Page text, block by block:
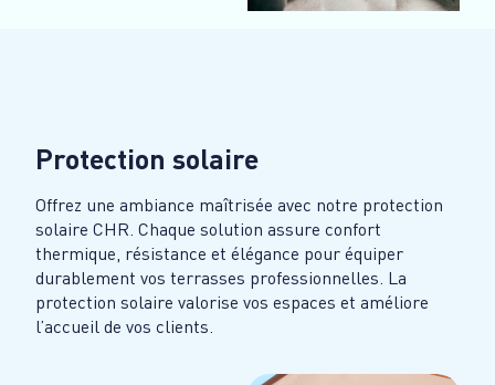
Protection solaire
Offrez une ambiance maîtrisée avec notre protection
solaire CHR. Chaque solution assure confort
thermique, résistance et élégance pour équiper
durablement vos terrasses professionnelles. La
protection solaire valorise vos espaces et améliore
l’accueil de vos clients.